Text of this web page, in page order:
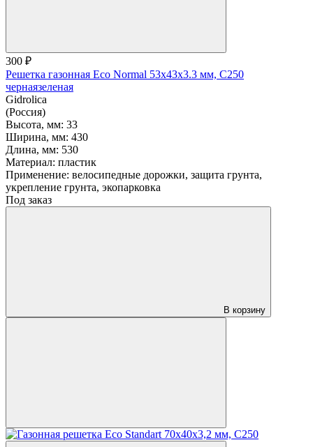
300 ₽
Решетка газонная Eco Normal 53х43х3.3 мм, C250
чернаязеленая
Gidrolica
(Россия)
Высота, мм: 33
Ширина, мм: 430
Длина, мм: 530
Материал: пластик
Применение: велосипедные дорожки, защита грунта,
укрепление грунта, экопарковка
Под заказ
В корзину